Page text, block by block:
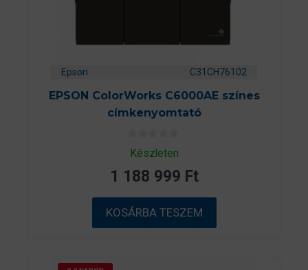
Epson C31CH76102
EPSON ColorWorks C6000AE színes
címkenyomtató
0
a
b
ő
l
Készleten
1 188 999 Ft
KOSÁRBA TESZEM